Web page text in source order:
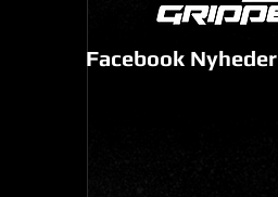
Facebook Nyheder